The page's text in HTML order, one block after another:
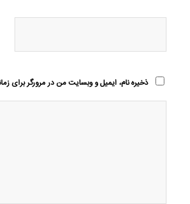
ذخیره نام، ایمیل و وبسایت من در مرورگر برای